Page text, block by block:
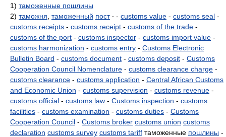
1) таможенные пошлины
2) таможня таможенный пост∙ - customs value - customs seal -
customs receipts - customs receipt - customs of the trade -
customs of the port - customs inspector - customs import value -
customs harmonization - customs entry - Customs Electronic
Bulletin Board - customs document - customs deposit - Customs
Cooperation Council Nomenclature - customs clearance charge -
customs clearance - customs application - Central African Customs
and Economic Union - customs supervision - customs revenue -
customs official - customs law - Customs inspection - customs
facilities - customs examination - customs duties - Customs
Cooperation Council - Customs broker customs union customs
declaration customs survey customs tariff таможенные пошлины -